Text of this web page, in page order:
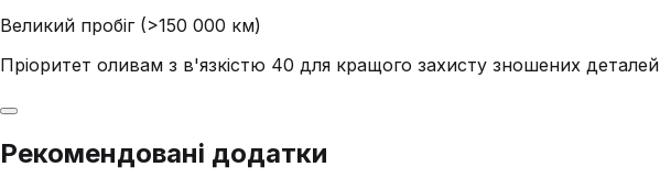
Великий пробіг (>150 000 км)
Пріоритет оливам з в'язкістю 40 для кращого захисту зношених деталей
Рекомендовані додатки